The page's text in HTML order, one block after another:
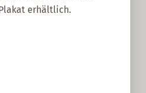
erhältlich.